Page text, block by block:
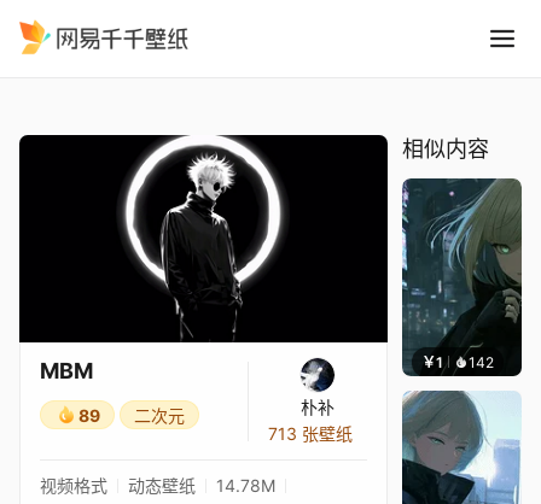
MBM
89 二次元
朴补
713 张壁纸
视频格式 动态壁纸
14.78M
相似内容
￥1 142